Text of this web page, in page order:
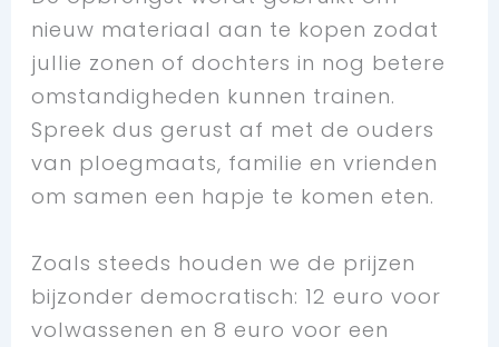
nieuw materiaal aan te kopen zodat
jullie zonen of dochters in nog betere
omstandigheden kunnen trainen.
Spreek dus gerust af met de ouders
van ploegmaats, familie en vrienden
om samen een hapje te komen eten.
Zoals steeds houden we de prijzen
bijzonder democratisch: 12 euro voor
volwassenen en 8 euro voor een